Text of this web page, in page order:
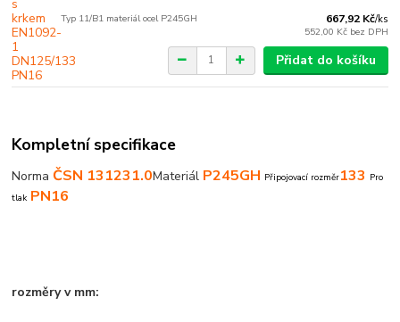
Typ 11/B1 materiál ocel P245GH 667,92 Kč/ks
552,00 Kč bez DPH
Přidat do košíku
Kompletní specifikace
NormaČSN 131231.0Materiál P245GH Připojovací rozměr133 Pro
tlak PN16
rozměry v mm: